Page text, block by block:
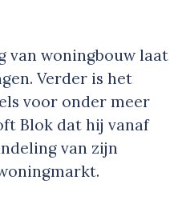
van woningbouw laat
Verder is het
voor onder meer
Blok dat hij vanaf
van zijn